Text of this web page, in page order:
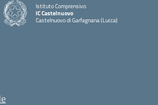
Istituto Comprensivo
IC Castelnuovo
Castelnuovo di Garfagnana (Lucca)